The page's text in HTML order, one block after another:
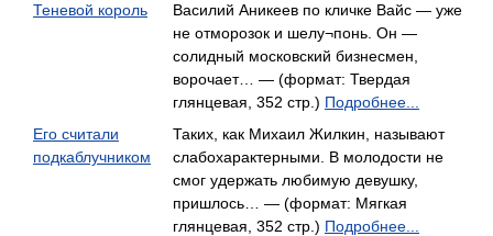
Теневой король
Василий Аникеев по кличке Вайс — уже
не отморозок и шелу¬понь. Он —
солидный московский бизнесмен,
ворочает… — (формат: Твердая
глянцевая, 352 стр.) Подробнее...
Его считали
подкаблучником
Таких, как Михаил Жилкин, называют
слабохарактерными. В молодости не
смог удержать любимую девушку,
пришлось… — (формат: Мягкая
глянцевая, 352 стр.) Подробнее...